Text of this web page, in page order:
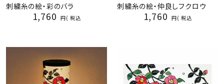
刺繍糸の絵・彩のバラ
1,760 税込
刺繍糸の絵・仲良しフクロウ
1,760 税込